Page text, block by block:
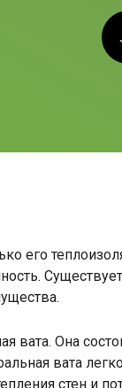
его
вата. Она
вата
стен и